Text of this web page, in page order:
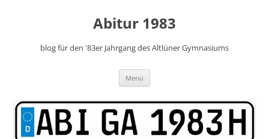
Abitur 1983
blog für den '83er Jahrgang des Altlüner Gymnasiums
Menü